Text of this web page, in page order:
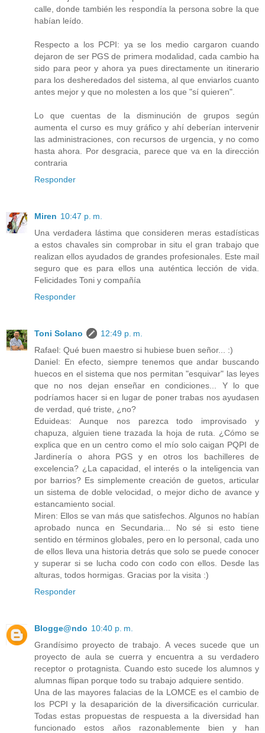
calle, donde también les respondía la persona sobre la que
habían leído.
Respecto a los PCPI: ya se los medio cargaron cuando
dejaron de ser PGS de primera modalidad, cada cambio ha
sido para peor y ahora ya pues directamente un itinerario
para los desheredados del sistema, al que enviarlos cuanto
antes mejor y que no molesten a los que "sí quieren".
Lo que cuentas de la disminución de grupos según
aumenta el curso es muy gráfico y ahí deberían intervenir
las administraciones, con recursos de urgencia, y no como
hasta ahora. Por desgracia, parece que va en la dirección
contraria
Responder
Miren 10:47 p. m.
Una verdadera lástima que consideren meras estadísticas
a estos chavales sin comprobar in situ el gran trabajo que
realizan ellos ayudados de grandes profesionales. Este mail
seguro que es para ellos una auténtica lección de vida.
Felicidades Toni y compañía
Responder
Toni Solano
12:49 p. m.
Rafael: Qué buen maestro si hubiese buen señor... :)
Daniel: En efecto, siempre tenemos que andar buscando
huecos en el sistema que nos permitan "esquivar" las leyes
que no nos dejan enseñar en condiciones... Y lo que
podríamos hacer si en lugar de poner trabas nos ayudasen
de verdad, qué triste, ¿no?
Eduideas: Aunque nos parezca todo improvisado y
chapuza, alguien tiene trazada la hoja de ruta. ¿Cómo se
explica que en un centro como el mío solo caigan PQPI de
Jardinería o ahora PGS y en otros los bachilleres de
excelencia? ¿La capacidad, el interés o la inteligencia van
por barrios? Es simplemente creación de guetos, articular
un sistema de doble velocidad, o mejor dicho de avance y
estancamiento social.
Miren: Ellos se van más que satisfechos. Algunos no habían
aprobado nunca en Secundaria... No sé si esto tiene
sentido en términos globales, pero en lo personal, cada uno
de ellos lleva una historia detrás que solo se puede conocer
y superar si se lucha codo con codo con ellos. Desde las
alturas, todos hormigas. Gracias por la visita :)
Responder
Blogge@ndo 10:40 p. m.
Grandísimo proyecto de trabajo. A veces sucede que un
proyecto de aula se cuerra y encuentra a su verdadero
receptor o protagnista. Cuando esto sucede los alumnos y
alumnas flipan porque todo su trabajo adquiere sentido.
Una de las mayores falacias de la LOMCE es el cambio de
los PCPI y la desaparición de la diversificación curricular.
Todas estas propuestas de respuesta a la diversidad han
funcionado estos años razonablemente bien y han